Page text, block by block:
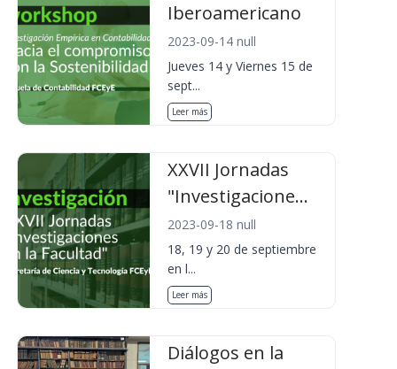
Iberoamericano
2023-09-14 null
Jueves 14 y Viernes 15 de
sept...
Leer más
XXVII Jornadas
"Investigacione...
2023-09-18 null
18, 19 y 20 de septiembre
en l...
Leer más
Diálogos en la